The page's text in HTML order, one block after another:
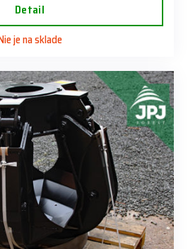
Detail
je na sklade